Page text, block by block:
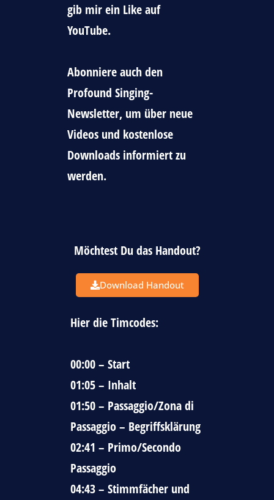
gib mir ein Like auf
YouTube.
Abonniere auch den
Profound Singing-
Newsletter, um über neue
Videos und kostenlose
Downloads informiert zu
werden.
Möchtest Du das Handout?
Download Handout
Hier die Timcodes:
00:00 – Start
01:05 – Inhalt
01:50 – Passaggio/Zona di
Passaggio – Begriffsklärung
02:41 – Primo/Secondo
Passaggio
04:43 – Stimmfächer und